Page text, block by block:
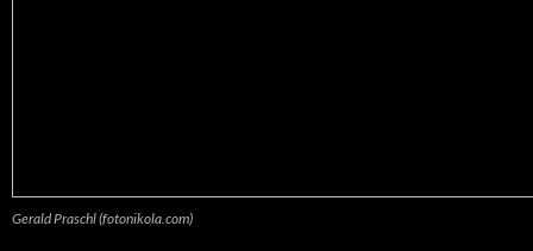
Gerald Praschl (fotonikola.com)